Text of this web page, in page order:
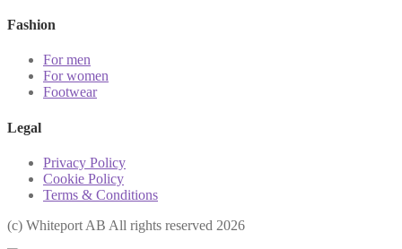
Fashion
For men
For women
Footwear
Legal
Privacy Policy
Cookie Policy
Terms & Conditions
(с) Whiteport AB All rights reserved 2026